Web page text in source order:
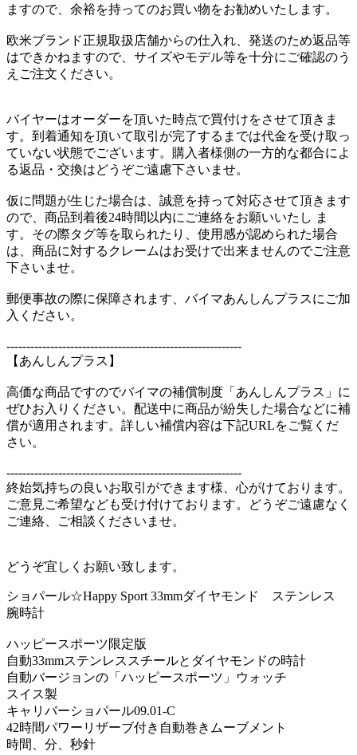
ますので、余裕を持ってのお買い物をお勧めいたします。
欧米ブランド正規取扱店舗からの仕入れ、発送のため返品等
はできかねますので、サイズやモデル等を十分にご確認のう
えご注文ください。
バイヤーはオーダーを頂いた時点で買付けをさせて頂きま
す。到着通知を頂いて取引が完了するまでは代金を受け取っ
ていない状態でございます。購入者様側の一方的な都合によ
る返品・交換はどうぞご遠慮下さいませ。
仮に問題が生じた場合は、誠意を持って対応させて頂きます
ので、商品到着後24時間以内にご連絡をお願いいたし ま
す。その際タグ等を取られたり、使用感が認められた場合
は、商品に対するクレームはお受けで出来ませんのでご注意
下さいませ。
郵便事故の際に保障されます、バイマあんしんプラスにご加
入ください。
-----------------------------------------------------------
【あんしんプラス】
高価な商品ですのでバイマの補償制度「あんしんプラス」に
ぜひお入りください。配送中に商品が紛失した場合などに補
償が適用されます。詳しい補償内容は下記URLをご覧くだ
さい。
-----------------------------------------------------------
終始気持ちの良いお取引ができます様、心がけております。
ご意見ご希望なども受け付けております。どうぞご遠慮なく
ご連絡、ご相談くださいませ。
どうぞ宜しくお願い致します。
ショパール☆Happy Sport 33mmダイヤモンド ステンレス
腕時計
ハッピースポーツ限定版
自動33mmステンレススチールとダイヤモンドの時計
自動バージョンの「ハッピースポーツ」ウォッチ
スイス製
キャリバーショパール09.01-C
42時間パワーリザーブ付き自動巻きムーブメント
時間、分、秒針